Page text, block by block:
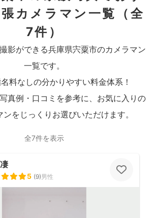
カメラマン一覧
（全
7件）
影ができる兵庫県宍粟市のカメラマン
一覧です。
料なしの分かりやすい料金体系！
真例・口コミを参考に、お気に入りの
をじっくりお選びいただけます。
全7件を表示
5 (9)男性